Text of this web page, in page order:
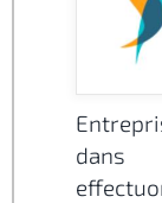
dans